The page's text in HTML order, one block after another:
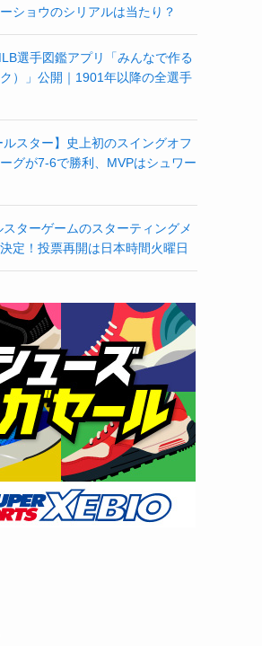
ショウのシリアルは当たり？
選手図鑑アプリ「みんなで作る
）」公開｜1901年以降の全選手
ルスター】史上初のスイングオフ
グが7-6で勝利、MVPはシュワー
ターゲームのスターティングメ
定！投票再開は日本時間火曜日